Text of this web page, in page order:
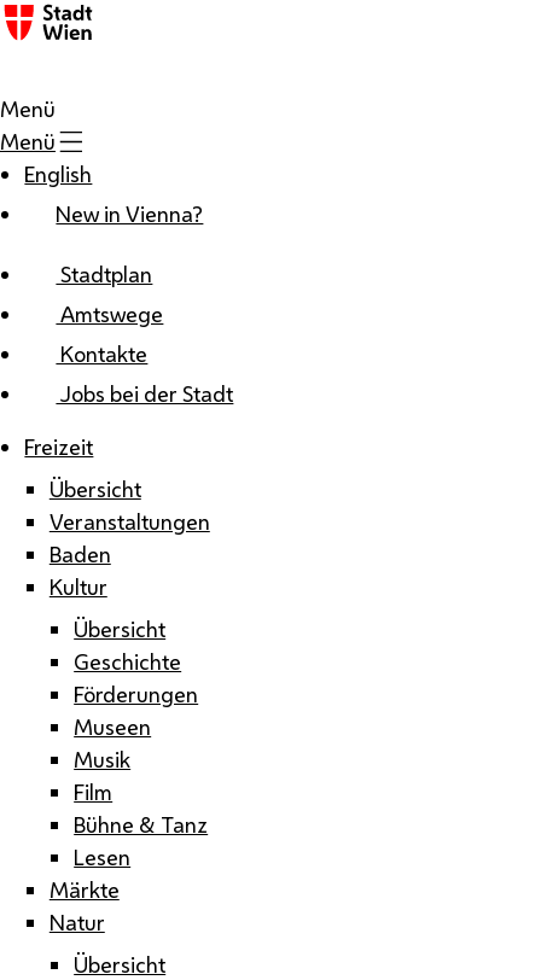
Zum Inhalt
Menü
Menü
English
New in Vienna?
Stadtplan
Amtswege
Kontakte
Jobs bei der Stadt
Freizeit
Übersicht
Veranstaltungen
Baden
Kultur
Übersicht
Geschichte
Förderungen
Museen
Musik
Film
Bühne & Tanz
Lesen
Märkte
Natur
Übersicht